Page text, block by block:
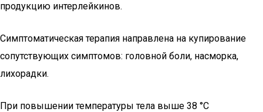
продукцию интерлейкинов.
Симптоматическая терапия направлена на купирование
сопутствующих симптомов: головной боли, насморка,
лихорадки.
При повышении температуры тела выше 38 °С